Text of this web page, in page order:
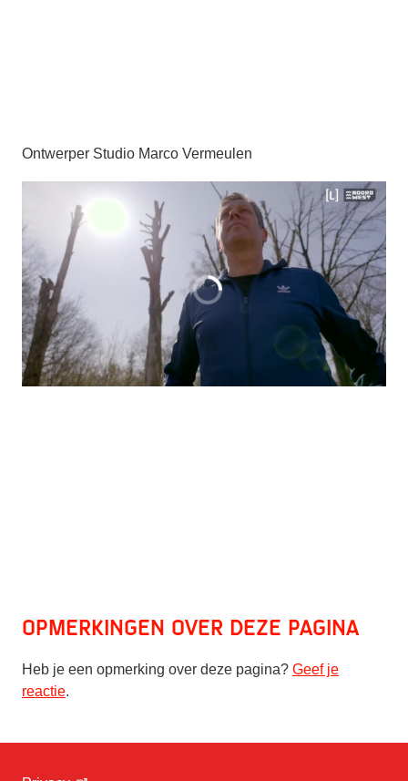
Ontwerper Studio Marco Vermeulen
Opmerkingen over deze pagina
Heb je een opmerking over deze pagina? Geef je
reactie.